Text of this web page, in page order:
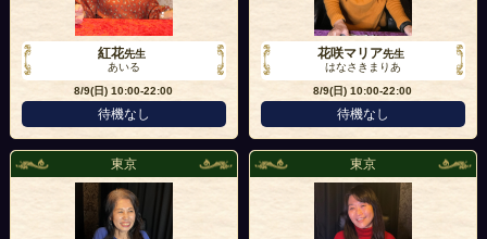
紅花先生
あいる
8/9(日)10:00-22:00
待機なし
花咲マリア先生
はなさきまりあ
8/9(日)10:00-22:00
待機なし
東京 東京